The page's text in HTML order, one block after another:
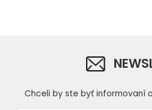
Chceli by ste byť informovaní